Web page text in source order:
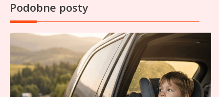
Podobne posty